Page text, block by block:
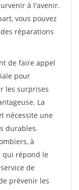
à l'avenir.
vous pouvez
réparations
de faire appel
pour
les surprises
La
nécessite une
durables.
à
qui répond le
de
prévenir les